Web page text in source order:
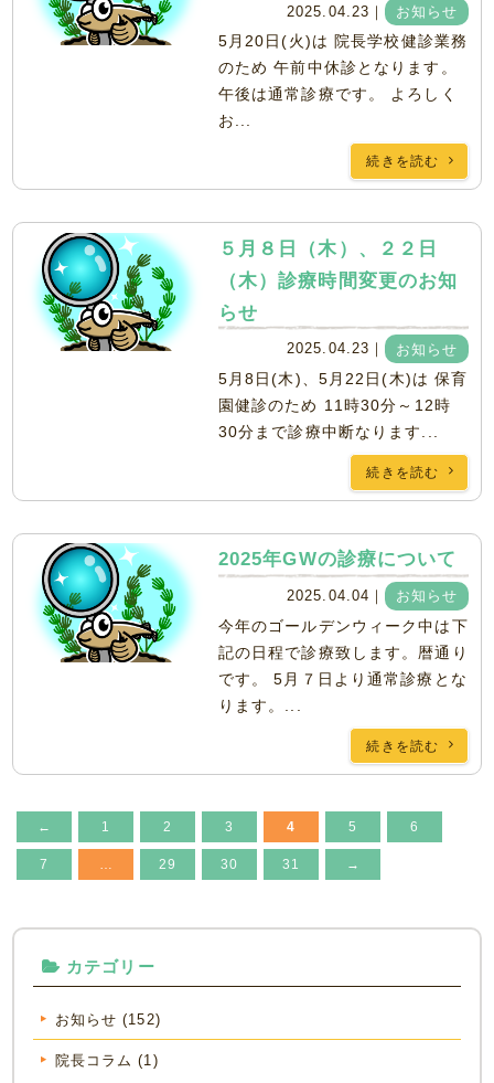
2025.04.23｜
お知らせ
5月20日(火)は 院長学校健診業務
のため 午前中休診となります。
午後は通常診療です。 よろしく
お...
続きを読む
５月８日（木）、２２日
（木）診療時間変更のお知
らせ
2025.04.23｜
お知らせ
5月8日(木)、5月22日(木)は 保育
園健診のため 11時30分～12時
30分まで診療中断なります...
続きを読む
2025年GWの診療について
2025.04.04｜
お知らせ
今年のゴールデンウィーク中は下
記の日程で診療致します。暦通り
です。 5月７日より通常診療とな
ります。...
続きを読む
← 1 2 3 4 5 6
7 29 30 31 →
カテゴリー
お知らせ (152)
院長コラム (1)